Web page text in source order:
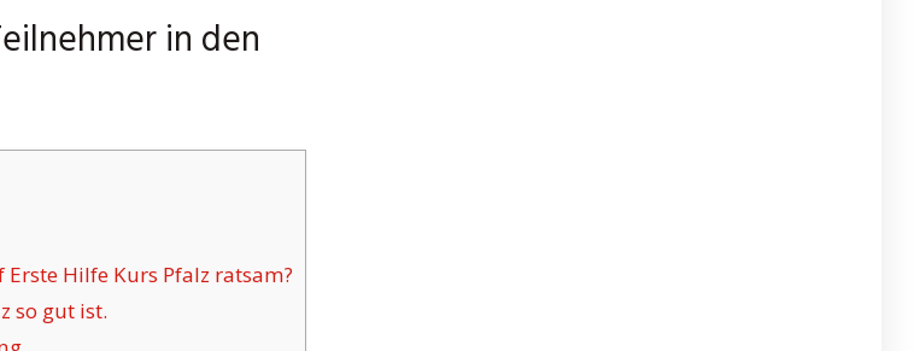
in den
Hilfe Kurs Pfalz ratsam?
so gut ist.